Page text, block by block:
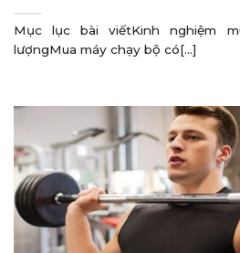
Mục lục bài viếtKinh nghiệm
lượngMua máy chạy bộ có[...]